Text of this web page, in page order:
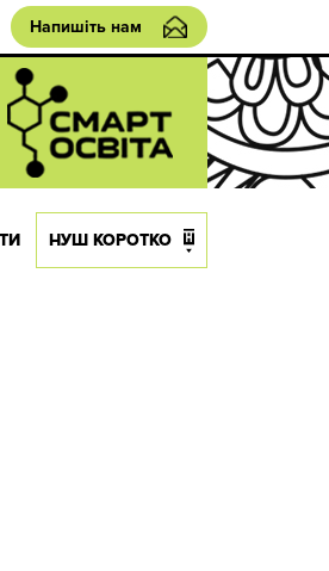
Напишіть нам
НУШ КОРОТКО